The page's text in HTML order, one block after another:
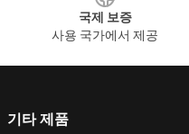
국제 보증
사용 국가에서 제공
기타 제품